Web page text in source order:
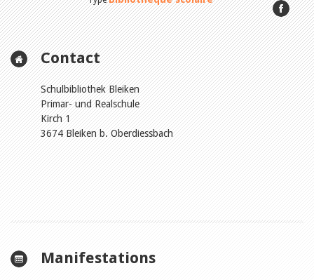
Bibliothèques
Agenda
Services
Contact
Schulbibliothek Bleiken
Primar- und Realschule
Kirch 1
3674 Bleiken b. Oberdiessbach
Manifestations